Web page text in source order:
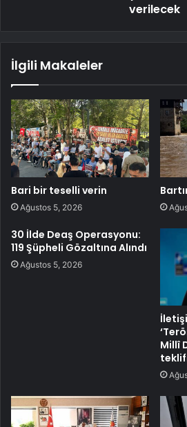
verilecek
İlgili Makaleler
Bari bir teselli verin
Ağustos 5, 2026
30 İlde Deaş Operasyonu:
119 Şüpheli Gözaltına Alındı
Ağustos 5, 2026
Millî